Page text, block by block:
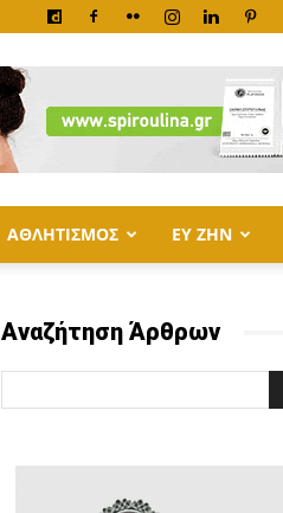
ΑΘΛΗΤΙΣΜΟΣ ΕΥ ΖΗΝ
Αναζήτηση Άρθρων